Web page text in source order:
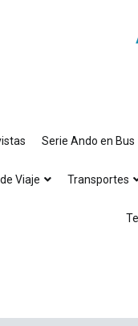
Serie Ando en Bus
Viaje Transportes